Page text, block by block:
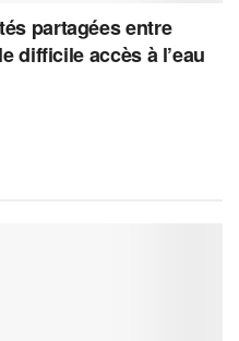
partagées entre
difficile accès à l’eau